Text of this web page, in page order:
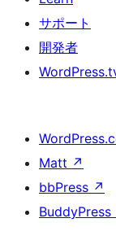
サポート
開発者
Matt ↗
bbPress ↗
BuddyPress